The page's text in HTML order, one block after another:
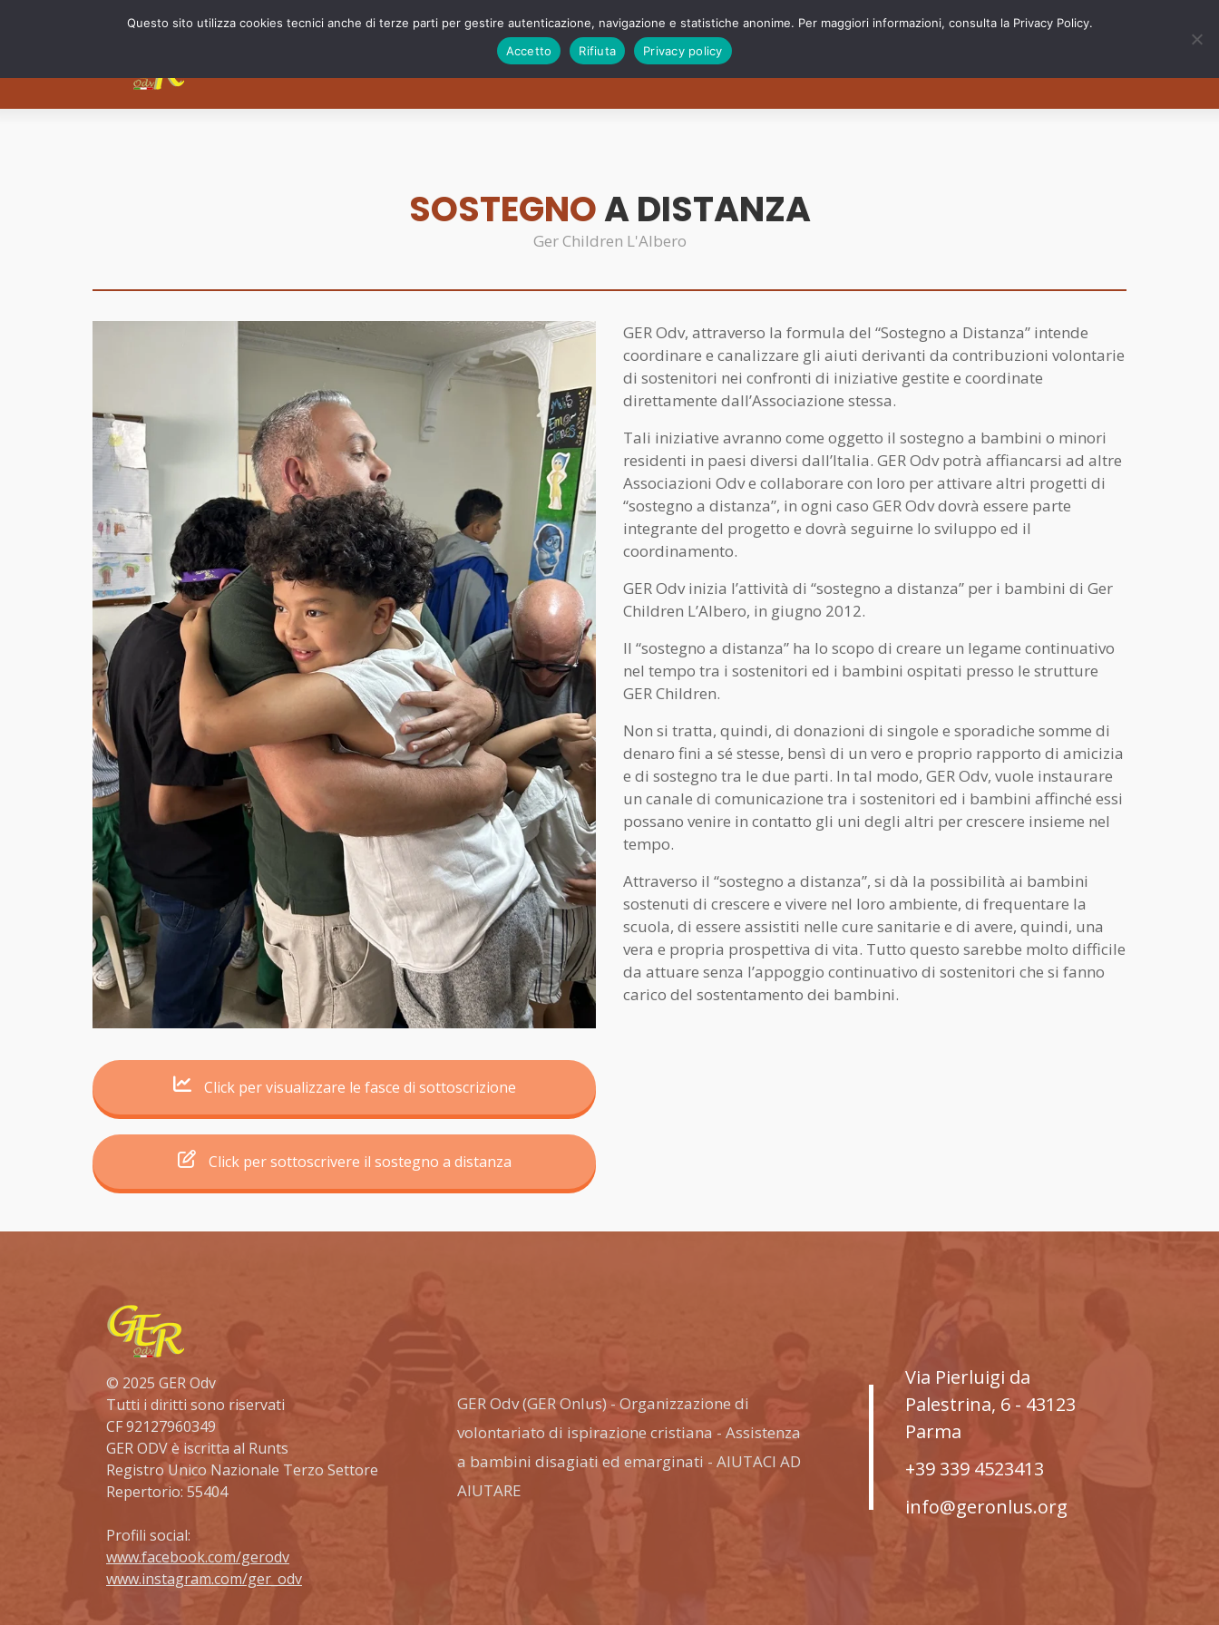
Cosa facciamo Sostienici Progetti speciali
SOSTEGNOA DISTANZA
Ger Children L'Albero
Click per visualizzare le fasce di sottoscrizione
Click per sottoscrivere il sostegno a distanza
GER Odv, attraverso la formula del “Sostegno a Distanza” intende
coordinare e canalizzare gli aiuti derivanti da contribuzioni volontarie
di sostenitori nei confronti di iniziative gestite e coordinate
direttamente dall’Associazione stessa.
Tali iniziative avranno come oggetto il sostegno a bambini o minori
residenti in paesi diversi dall’Italia. GER Odv potrà affiancarsi ad altre
Associazioni Odv e collaborare con loro per attivare altri progetti di
“sostegno a distanza”, in ogni caso GER Odv dovrà essere parte
integrante del progetto e dovrà seguirne lo sviluppo ed il
coordinamento.
GER Odv inizia l’attività di “sostegno a distanza” per i bambini di Ger
Children L’Albero, in giugno 2012.
Il “sostegno a distanza” ha lo scopo di creare un legame continuativo
nel tempo tra i sostenitori ed i bambini ospitati presso le strutture
GER Children.
Non si tratta, quindi, di donazioni di singole e sporadiche somme di
denaro fini a sé stesse, bensì di un vero e proprio rapporto di amicizia
e di sostegno tra le due parti. In tal modo, GER Odv, vuole instaurare
un canale di comunicazione tra i sostenitori ed i bambini affinché essi
possano venire in contatto gli uni degli altri per crescere insieme nel
tempo.
Attraverso il “sostegno a distanza”, si dà la possibilità ai bambini
sostenuti di crescere e vivere nel loro ambiente, di frequentare la
scuola, di essere assistiti nelle cure sanitarie e di avere, quindi, una
vera e propria prospettiva di vita. Tutto questo sarebbe molto difficile
da attuare senza l’appoggio continuativo di sostenitori che si fanno
carico del sostentamento dei bambini.
© 2025 GER Odv
Tutti i diritti sono riservati
CF 92127960349
GER ODV è iscritta al Runts
Registro Unico Nazionale Terzo Settore
Repertorio: 55404
Profili social:
www.facebook.com/gerodv
www.instagram.com/ger_odv
GER Odv (GER Onlus) - Organizzazione di
volontariato di ispirazione cristiana - Assistenza
a bambini disagiati ed emarginati - AIUTACI AD
AIUTARE
Via Pierluigi da
Palestrina, 6 - 43123
Parma
+39 339 4523413
info@geronlus.org
Questo sito utilizza cookies tecnici anche di terze parti per gestire autenticazione, navigazione e statistiche anonime. Per maggiori informazioni, consulta la Privacy Policy.
Accetto
Rifiuta Privacy policy